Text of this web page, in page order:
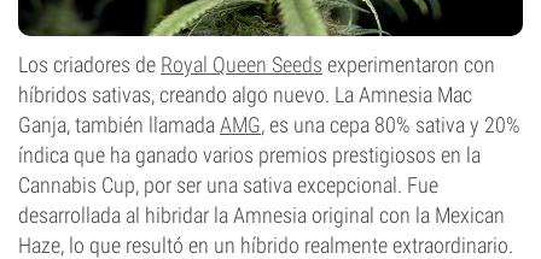
Los criadores de Royal Queen Seeds experimentaron con
híbridos sativas, creando algo nuevo. La Amnesia Mac
Ganja, también llamadaAMG, es una cepa 80% sativa y 20%
índica que ha ganado varios premios prestigiosos en la
Cannabis Cup, por ser una sativa excepcional. Fue
desarrollada al hibridar la Amnesia original con la Mexican
Haze, lo que resultó en un híbrido realmente extraordinario.